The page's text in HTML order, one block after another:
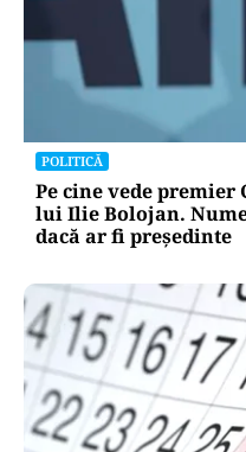
POLITICĂ
Pe cine vede
lui Ilie Bolojan.
dacă ar fi președinte